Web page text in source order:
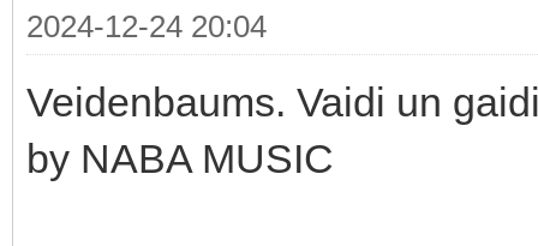
2024-12-24 20:04
Veidenbaums. Vaidi un
by NABA MUSIC